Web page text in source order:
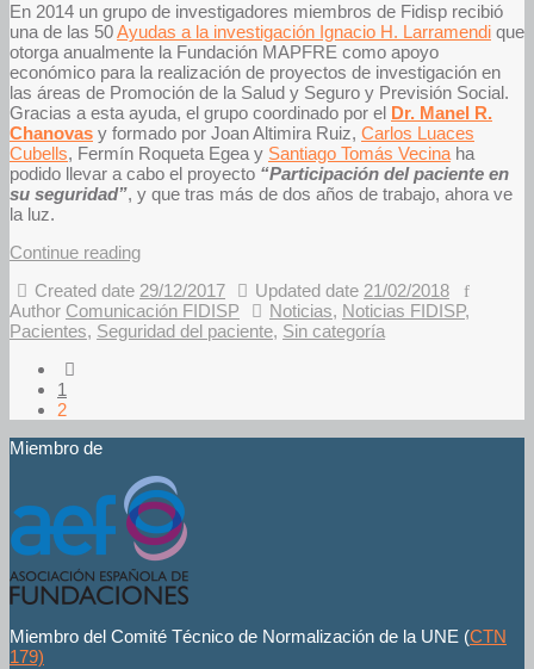
En 2014 un grupo de investigadores miembros de Fidisp recibió
una de las 50Ayudas a la investigación Ignacio H. Larramendi que
otorga anualmente la Fundación MAPFRE como apoyo
económico para la realización de proyectos de investigación en
las áreas de Promoción de la Salud y Seguro y Previsión Social.
Gracias a esta ayuda, el grupo coordinado por el Dr. Manel R.
Chanovas y formado por Joan Altimira Ruiz, Carlos Luaces
Cubells, Fermín Roqueta Egea y Santiago Tomás Vecina ha
podido llevar a cabo el proyecto “Participación del paciente en
su seguridad”, y que tras más de dos años de trabajo, ahora ve
la luz.
Continue reading
Created date 29/12/2017 Updated date 21/02/2018
Author Comunicación FIDISP Noticias, Noticias FIDISP,
Pacientes, Seguridad del paciente, Sin categoría
1
2
Miembro de
Miembro del Comité Técnico de Normalización de la UNE (CTN
179)